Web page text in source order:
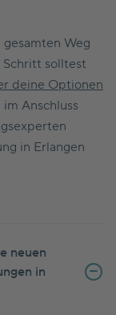
Weg
Schritt solltest
deine Optionen
im Anschluss
in Erlangen
neuen
in